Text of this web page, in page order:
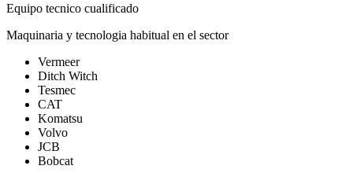
Equipo tecnico cualificado
Maquinaria y tecnologia habitual en el sector
Vermeer
Ditch Witch
Tesmec
CAT
Komatsu
Volvo
JCB
Bobcat